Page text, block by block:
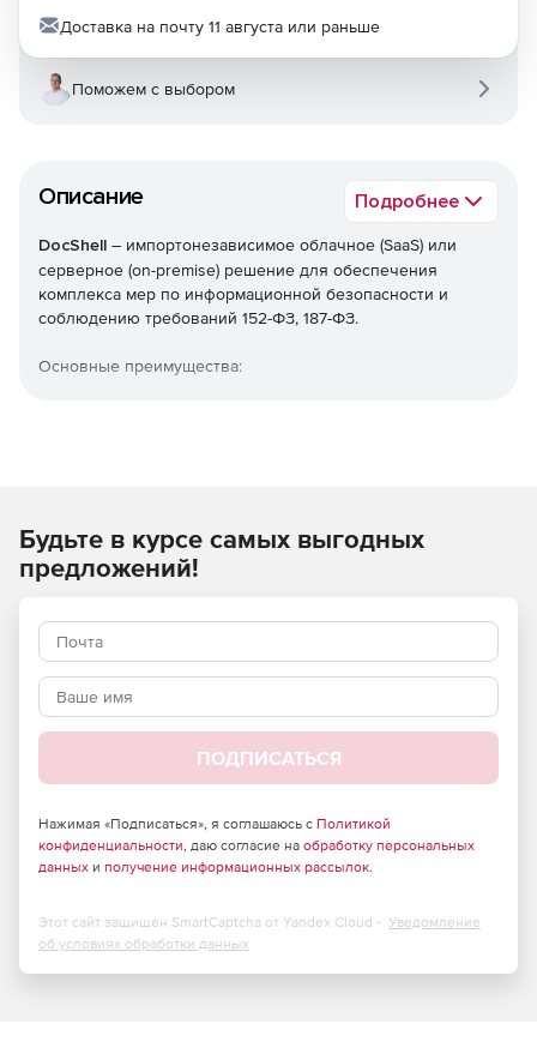
Описание Подробнее
DocShell – импортонезависимое облачное (SaaS) или
серверное (on-premise) решение для обеспечения
комплекса мер по информационной безопасности и
соблюдению требований 152-ФЗ, 187-ФЗ.
Основные преимущества:
Управление мероприятиями и планирование
активности.
инцидентами.
Создание и актуализация всей необходимой
Проведение обучения и тестирования.
Учет парка технических средств и средств защиты
информации.
Обеспечивает комплексную защиту информации
объектов КИИ, ГИС, ИСПДн, АСУ ТП.
Доставка на почту 11 августа или раньше
Поможем с выбором
Будьте в курсе самых выгодных
предложений!
ПОДПИСАТЬСЯ
Нажимая «Подписаться», я соглашаюсь с Политикой
конфиденциальности, даю согласие на обработку персональных
данных и получение информационных рассылок.
Этот сайт защищен SmartCaptcha от Yandex Cloud - Уведомление
об условиях обработки данных